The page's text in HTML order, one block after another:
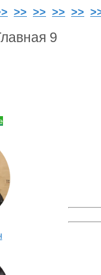
>> >> >> >>
9